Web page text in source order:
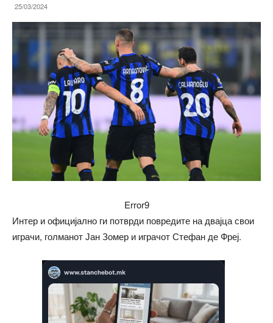
25/03/2024
Error9
Интер и официјално ги потврди повредите на двајца свои
играчи, голманот Јан Зомер и играчот Стефан де Фреј.